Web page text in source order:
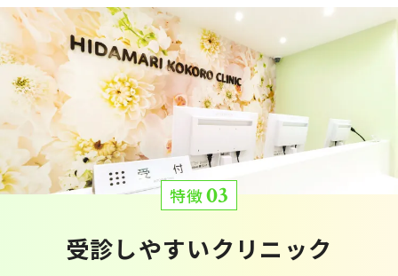
特徴03
受診しやすいクリニック